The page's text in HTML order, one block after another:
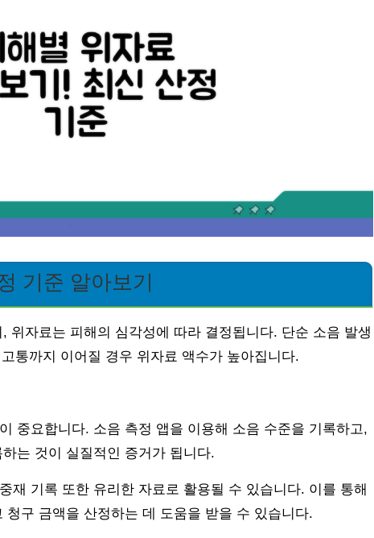
기준 알아보기
위자료는 피해의 심각성에 따라 결정됩니다. 단순 소음 발생
통까지 이어질 경우 위자료 액수가 높아집니다.
중요합니다. 소음 측정 앱을 이용해 소음 수준을 기록하고,
는 것이 실질적인 증거가 됩니다.
재 기록 또한 유리한 자료로 활용될 수 있습니다. 이를 통해
구 금액을 산정하는 데 도움을 받을 수 있습니다.